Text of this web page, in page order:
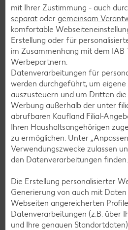
Fleisch-Rezepte
Fisch-Rezepte
Geflügel-Rezepte
Lamm-Rezepte
Grill-Rezepte
Muffin-Rezepte
Apfelkuchen-Rezepte
Schokokuchen-Rezepte
Torten-Rezepte
Eis-Rezepte
Pfannkuchen-Rezepte
Plätzchen-Rezepte
mit Ihrer Zustimmung - auch
separat oder gemeinsam
komfortable
Erstellung oder für
im Zusammenhang mit dem IAB
Werbepartnern.
Datenverarbeitungen für
werden durchgeführt, um
auszusteuern und um Dritten die
Werbung außerhalb der unter
abrufbaren Kaufland Filial-
Ihren Haushaltsangehörigen
zu ermöglichen. Unter
Verwendungszwecke zulassen
den Datenverarbeitungen finden.
Die Erstellung personalisierter
Generierung von auch mit
Webseiten angereicherten
Datenverarbeitungen (z.B. über
und Ihre genauen